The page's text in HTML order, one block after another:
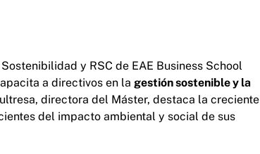
y RSC de EAE Business School
a directivos en la gestión sostenible y la
directora del Máster, destaca la creciente
del impacto ambiental y social de sus